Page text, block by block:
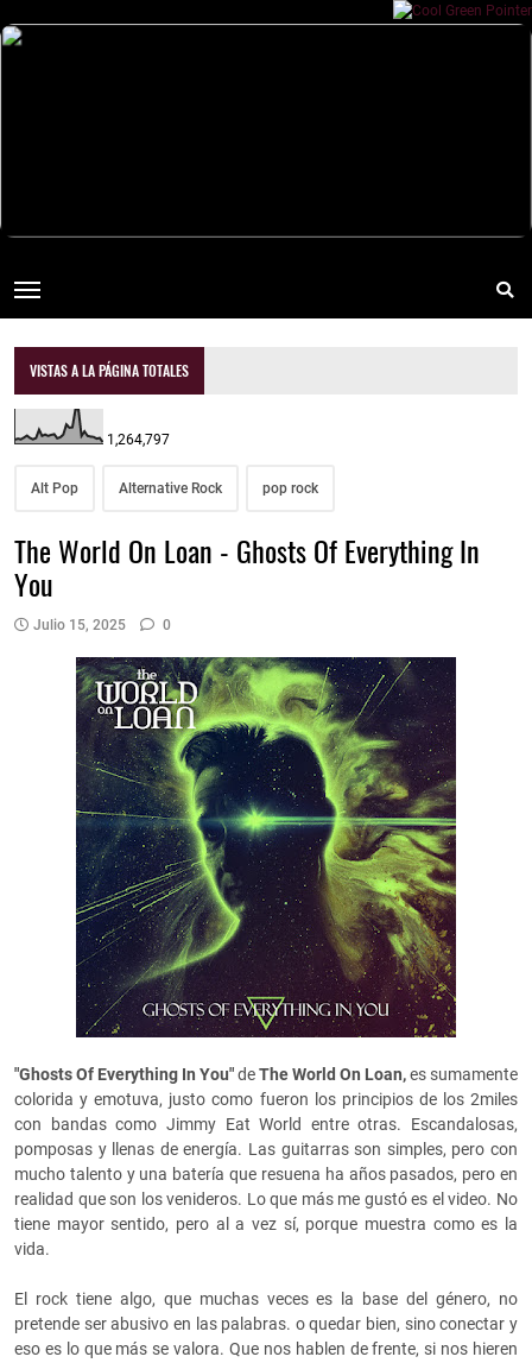
VISTAS A LA PÁGINA TOTALES
1,264,797
Alt Pop Alternative Rock pop rock
The World On Loan - Ghosts Of Everything In
You
Julio 15, 2025 0
"Ghosts Of Everything In You"deThe World On Loan,es sumamente
colorida y emotuva, justo como fueron los principios de los 2miles
con bandas como Jimmy Eat World entre otras. Escandalosas,
pomposas y llenas de energía. Las guitarras son simples, pero con
mucho talento y una batería que resuena ha años pasados, pero en
realidad que son los venideros. Lo que más me gustó es el video. No
tiene mayor sentido, pero al a vez sí, porque muestra como es la
vida.
El rock tiene algo, que muchas veces es la base del género, no
pretende ser abusivo en las palabras. o quedar bien, sino conectar y
eso es lo que más se valora. Que nos hablen de frente, si nos hieren